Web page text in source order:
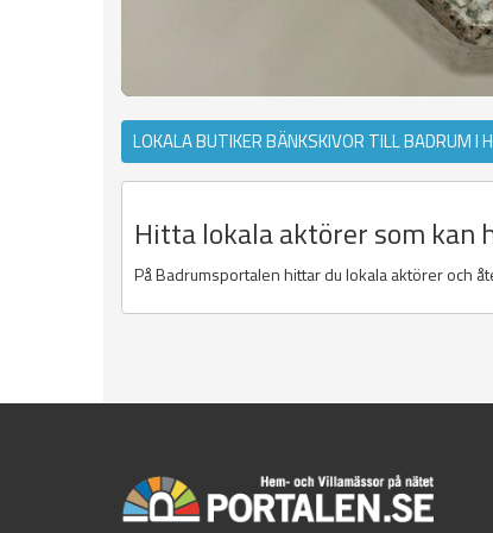
LOKALA BUTIKER BÄNKSKIVOR TILL BADRUM I
Hitta lokala aktörer som kan
På Badrumsportalen hittar du lokala aktörer och